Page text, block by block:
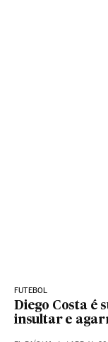
FUTEBOL
Diego Costa é
insultar e